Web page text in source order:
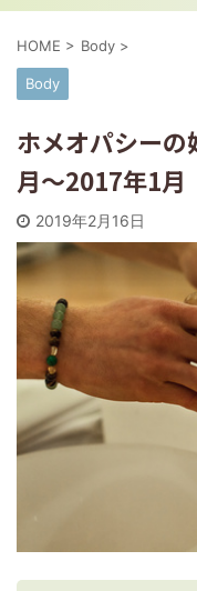
HOME > Body >
Body
ホメオパシー
月～2017年1月
2019年2月16日